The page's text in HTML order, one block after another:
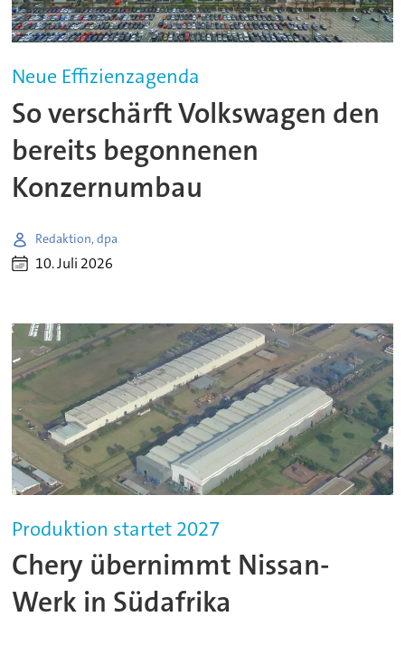
Neue Effizienzagenda
So verschärft Volkswagen den
bereits begonnenen
Konzernumbau
Redaktion, dpa
10. Juli 2026
Produktion startet 2027
Chery übernimmt Nissan-
Werk in Südafrika